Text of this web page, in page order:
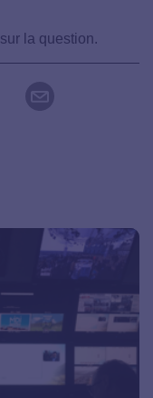
sur la question.